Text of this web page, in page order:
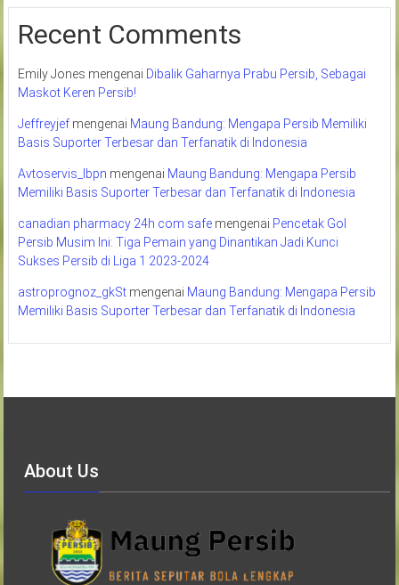
Recent Comments
Emily Jones mengenai Dibalik Gaharnya Prabu Persib, Sebagai
Maskot Keren Persib!
Jeffreyjefmengenai Maung Bandung: Mengapa Persib Memiliki
Basis Suporter Terbesar dan Terfanatik di Indonesia
Avtoservis_lbpn mengenai Maung Bandung: Mengapa Persib
Memiliki Basis Suporter Terbesar dan Terfanatik di Indonesia
canadian pharmacy 24h com safemengenai Pencetak Gol
Persib Musim Ini: Tiga Pemain yang Dinantikan Jadi Kunci
Sukses Persib di Liga 1 2023-2024
astroprognoz_gkStmengenai Maung Bandung: Mengapa Persib
Memiliki Basis Suporter Terbesar dan Terfanatik di Indonesia
About Us